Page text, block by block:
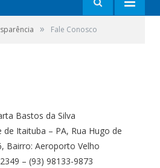
» Fale Conosco
Bastos da Silva
de Itaituba – PA, Rua Hugo de
Bairro: Aeroporto Velho
– (93) 98133-9873